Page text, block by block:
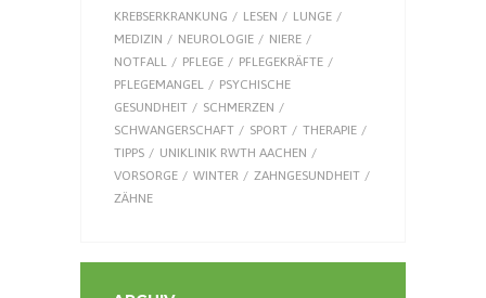
KREBSERKRANKUNG
LESEN
LUNGE
MEDIZIN
NEUROLOGIE
NIERE
NOTFALL
PFLEGE
PFLEGEKRÄFTE
PFLEGEMANGEL
PSYCHISCHE
GESUNDHEIT
SCHMERZEN
SCHWANGERSCHAFT
SPORT
THERAPIE
TIPPS
UNIKLINIK RWTH AACHEN
VORSORGE
WINTER
ZAHNGESUNDHEIT
ZÄHNE